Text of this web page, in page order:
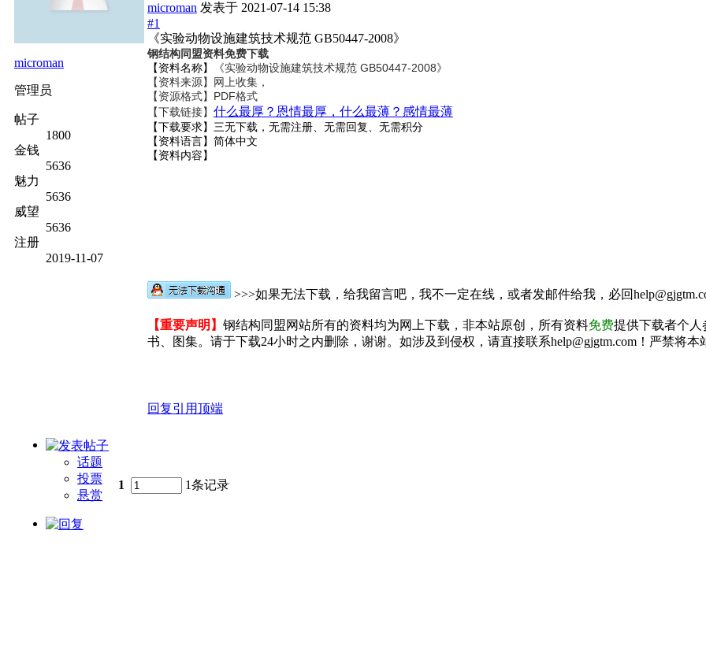
microman
管理员
帖子
1800
金钱
5636
魅力
5636
威望
5636
注册
2019-11-07
microman 发表于 2021-07-14 15:38
#1
《实验动物设施建筑技术规范 GB50447-2008》
钢结构同盟资料免费下载
【资料名称】
《实验动物设施建筑技术规范 GB50447-2008》
【资料来源】网上收集，
【资源格式】PDF格式
【下载链接】 什么最厚？恩情最厚，什么最薄？感情最薄
【下载要求】三无下载，无需注册、无需回复、无需积分
【资料语言】简体中文
【资料内容】
>>>如果无法下载，给我留言吧，我不一定在线，或者发邮件给我，必回
【重要声明】 钢结构同盟网站所有的资料均为网上下载，非本站原创，所有资料免费提供下载者个人
书、图集。请于下载24小时之内删除，谢谢。如涉及到侵权，请直接联系help@gjgtm.com！严禁将
回复引用顶端
话题
投票
悬赏
1 1条记录